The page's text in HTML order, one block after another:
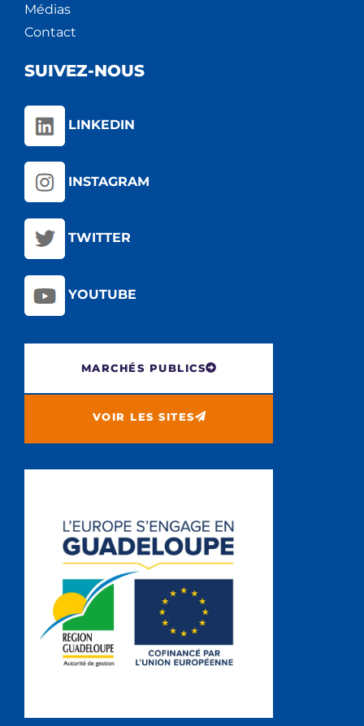
Médias
Contact
SUIVEZ-NOUS
LINKEDIN
INSTAGRAM
TWITTER
YOUTUBE
MARCHÉS PUBLICS
VOIR LES SITES